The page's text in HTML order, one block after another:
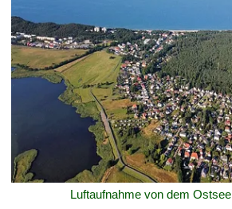
Luftaufnahme von dem